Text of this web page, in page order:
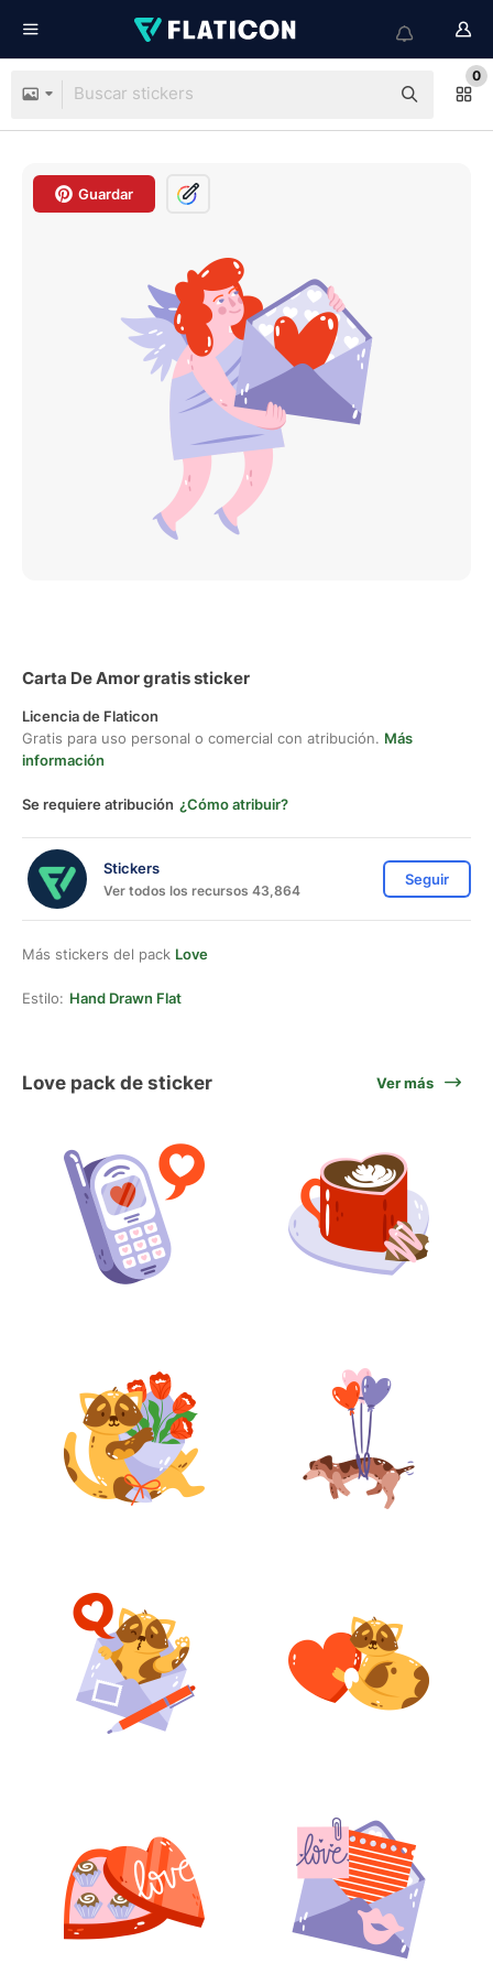
0
Guardar
Carta De Amor gratis sticker
Licencia de Flaticon
Gratis para uso personal o comercial con atribución. Más
información
Se requiere atribución ¿Cómo atribuir?
Stickers
Ver todos los recursos 43,864
Seguir
Más stickers del pack Love
Estilo: Hand Drawn Flat
Love pack de sticker Ver más